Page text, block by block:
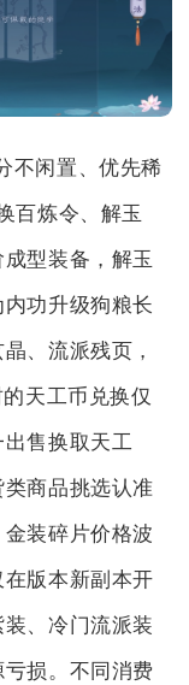
不闲置、优先稀
百炼令、解玉
型装备，解玉
功升级狗粮长
、流派残页，
天工币兑换仅
售换取天工
商品挑选认准
装碎片价格波
版本新副本开
、冷门流派装
损。不同消费